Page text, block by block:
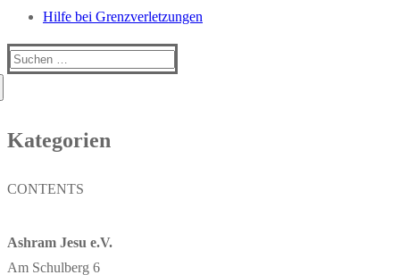
Hilfe bei Grenzverletzungen
Suchen
Kategorien
CONTENTS
Ashram Jesu e.V.
Am Schulberg 6